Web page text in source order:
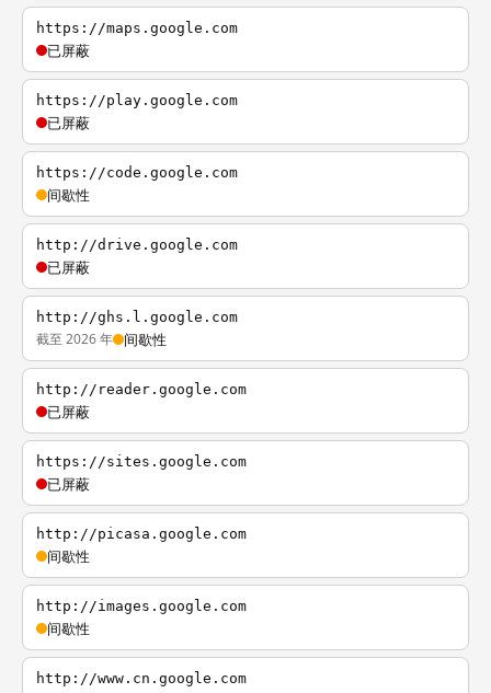
https://maps.google.com
已屏蔽
https://play.google.com
已屏蔽
https://code.google.com
间歇性
http://drive.google.com
已屏蔽
http://ghs.l.google.com
截至 2026 年 间歇性
http://reader.google.com
已屏蔽
https://sites.google.com
已屏蔽
http://picasa.google.com
间歇性
http://images.google.com
间歇性
http://www.cn.google.com